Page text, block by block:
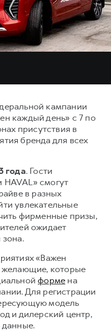
DARGO X
от 3 499 000 ₽
от 3 599 000 ₽
клиентам
клиентов
кампании
каждый день» с 7 по
присутствия в
бренда для всех
года. Гости
смогут
в разных
увлекательные
фирменные призы,
ожидает
зона.
«Важен
желающие, которые
форме на
Для регистрации
модель
и дилерский центр,
данные.